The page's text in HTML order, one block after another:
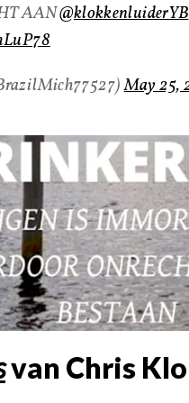
AAN@klokkenluiderYB
May 25,
van Chris